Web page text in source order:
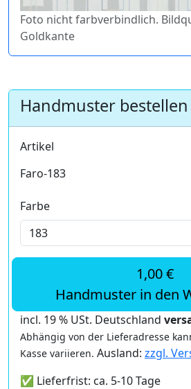
Foto nicht farbverbindlich.
Goldkante
Handmuster bestellen
Artikel
Faro-183
Farbe
1,00 €
Handmuster in den
incl. 19 % USt. Deutschland
Abhängig von der Lieferadresse
Kasse variieren. Ausland: zzgl.
✅ Lieferfrist: ca. 5-10 Tage